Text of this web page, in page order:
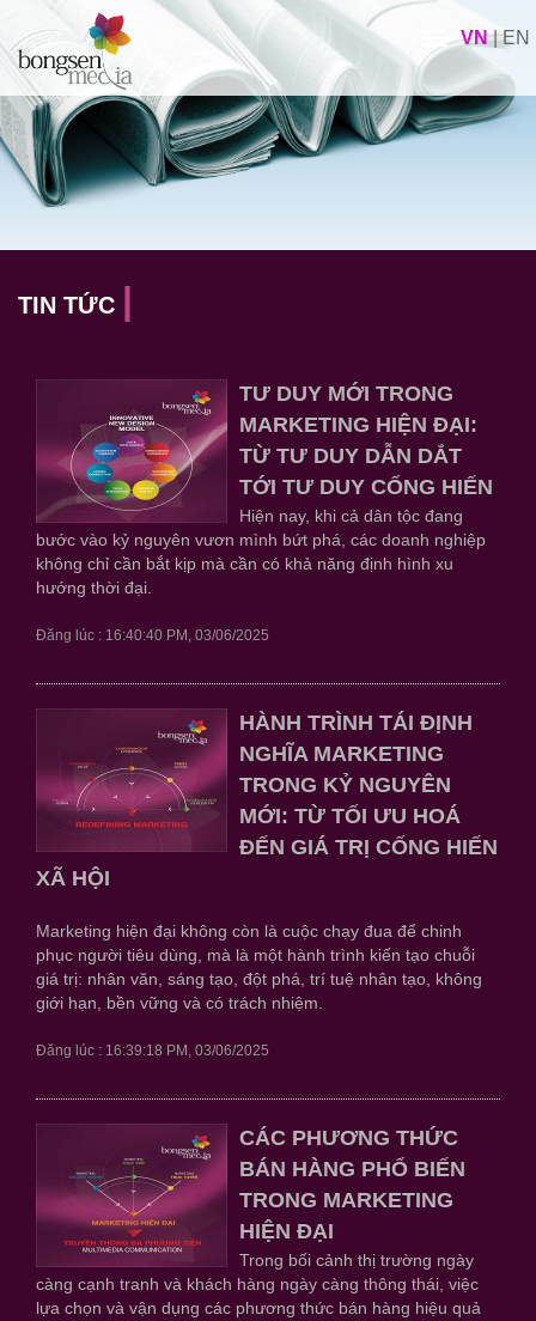
VN | EN
TIN TỨC
TƯ DUY MỚI TRONG
MARKETING HIỆN ĐẠI:
TỪ TƯ DUY DẪN DẮT
TỚI TƯ DUY CỐNG HIẾN
Hiện nay, khi cả dân tộc đang
bước vào kỷ nguyên vươn mình bứt phá, các doanh nghiệp
không chỉ cần bắt kịp mà cần có khả năng định hình xu
hướng thời đại.
Đăng lúc : 16:40:40 PM, 03/06/2025
HÀNH TRÌNH TÁI ĐỊNH
NGHĨA MARKETING
TRONG KỶ NGUYÊN
MỚI: TỪ TỐI ƯU HOÁ
ĐẾN GIÁ TRỊ CỐNG HIẾN
XÃ HỘI
Marketing hiện đại không còn là cuộc chạy đua để chinh
phục người tiêu dùng, mà là một hành trình kiến tạo chuỗi
giá trị: nhân văn, sáng tạo, đột phá, trí tuệ nhân tạo, không
giới hạn, bền vững và có trách nhiệm.
Đăng lúc : 16:39:18 PM, 03/06/2025
CÁC PHƯƠNG THỨC
BÁN HÀNG PHỔ BIẾN
TRONG MARKETING
HIỆN ĐẠI
Trong bối cảnh thị trường ngày
càng cạnh tranh và khách hàng ngày càng thông thái, việc
lựa chọn và vận dụng các phương thức bán hàng hiệu quả